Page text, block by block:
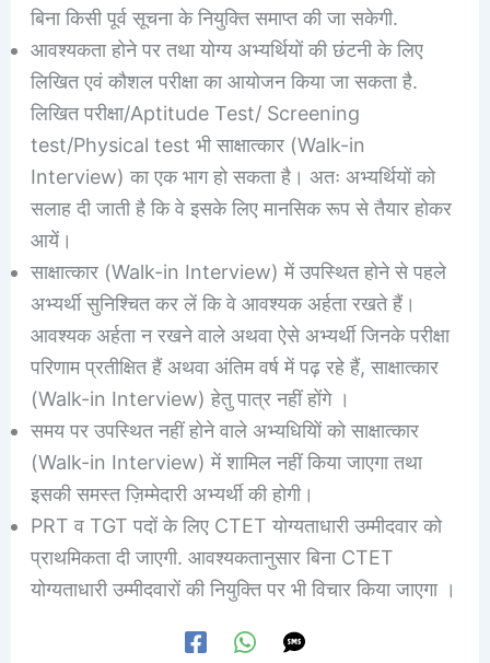
बिना किसी पूर्व सूचना के नियुक्ति समाप्त की जा सकेगी.
आवश्यकता होने पर तथा योग्य अभ्यर्थियों की छंटनी के लिए
लिखित एवं कौशल परीक्षा का आयोजन किया जा सकता है.
लिखित परीक्षा/Aptitude Test/ Screening
test/Physical test भी साक्षात्कार (Walk-in
Interview) का एक भाग हो सकता है। अतः अभ्यर्थियों को
सलाह दी जाती है कि वे इसके लिए मानसिक रूप से तैयार होकर
आयें।
साक्षात्कार (Walk-in Interview) में उपस्थित होने से पहले
अभ्यर्थी सुनिश्चित कर लें कि वे आवश्यक अर्हता रखते हैं।
आवश्यक अर्हता न रखने वाले अथवा ऐसे अभ्यर्थी जिनके परीक्षा
परिणाम प्रतीक्षित हैं अथवा अंतिम वर्ष में पढ़ रहे हैं, साक्षात्कार
(Walk-in Interview) हेतु पात्र नहीं होंगे ।
समय पर उपस्थित नहीं होने वाले अभ्यधियिों को साक्षात्कार
(Walk-in Interview) में शामिल नहीं किया जाएगा तथा
इसकी समस्त ज़िम्मेदारी अभ्यर्थी की होगी।
PRT व TGT पदों के लिए CTET योग्यताधारी उम्मीदवार को
प्राथमिकता दी जाएगी. आवश्यकतानुसार बिना CTET
योग्यताधारी उम्मीदवारों की नियुक्ति पर भी विचार किया जाएगा ।